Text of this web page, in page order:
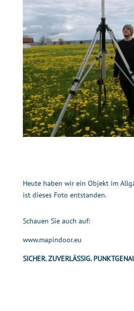
Heute haben wir ein Objekt im
ist dieses Foto entstanden.
Schauen Sie auch auf:
www.mapindoor.eu
SICHER. ZUVERLÄSSIG.